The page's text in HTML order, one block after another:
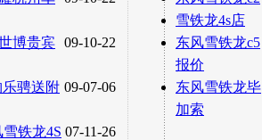
09-10-22
博贵宾
09-07-06
骋送附
07-11-26
铁龙4S
雪铁龙4s店
东风雪铁龙c5
报价
东风雪铁龙毕
加索